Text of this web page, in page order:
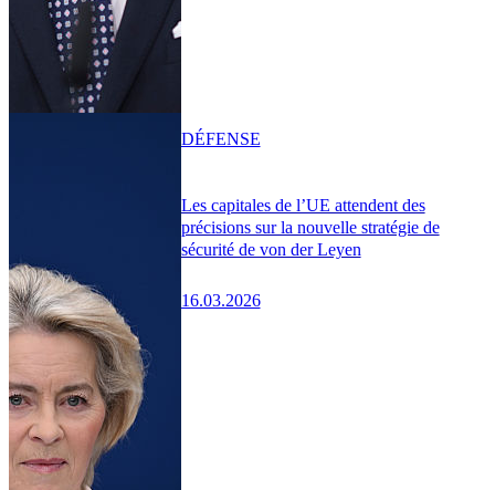
Les capitales de l’UE attendent des
précisions sur la nouvelle stratégie de
sécurité de von der Leyen
16.03.2026
DÉFENSE